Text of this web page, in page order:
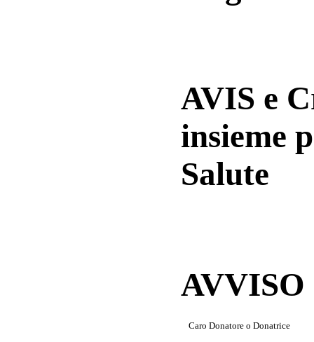
AVIS e
insieme
Salute
Caro Donatore o Donatrice